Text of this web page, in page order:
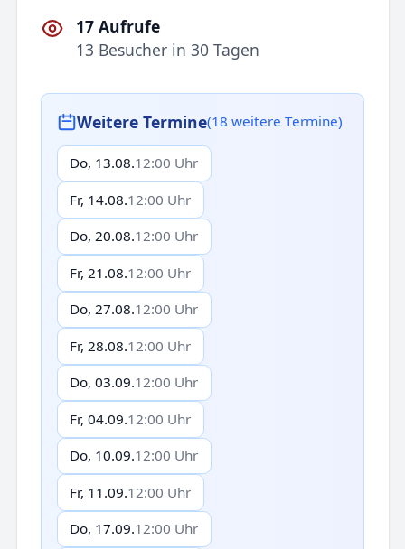
17 Aufrufe
13 Besucher in 30 Tagen
Weitere Termine(18 weitere Termine)
Do, 13.08.12:00 Uhr
Fr, 14.08.12:00 Uhr
Do, 20.08.12:00 Uhr
Fr, 21.08.12:00 Uhr
Do, 27.08.12:00 Uhr
Fr, 28.08.12:00 Uhr
Do, 03.09.12:00 Uhr
Fr, 04.09.12:00 Uhr
Do, 10.09.12:00 Uhr
Fr, 11.09.12:00 Uhr
Do, 17.09.12:00 Uhr